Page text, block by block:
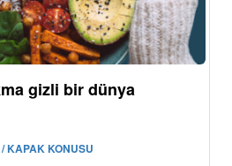
gizli bir dünya
KAPAK KONUSU